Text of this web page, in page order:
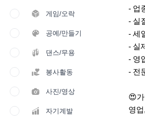
게임/오락
공예/만들기
댄스/무용
봉사활동
사진/영상
자기계발
- 업
- 실
- 세
- 실
- 영
- 전
😍
영